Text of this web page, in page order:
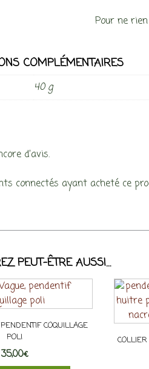
Pour ne
COMPLÉMENTAIRES
40 g
d’avis.
connectés ayant acheté ce
PEUT-ÊTRE AUSSI…
COQUILLAGE
POLI
35,00€